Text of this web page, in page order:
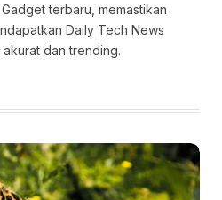
terbaru, memastikan
Daily Tech News
dan trending.